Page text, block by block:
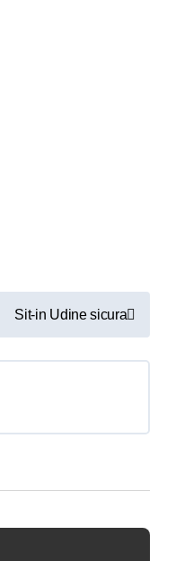
Sit-in Udine sicura